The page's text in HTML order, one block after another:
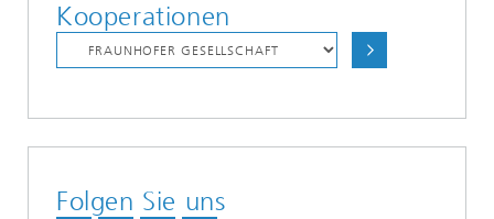
Kooperationen
Folgen Sie uns